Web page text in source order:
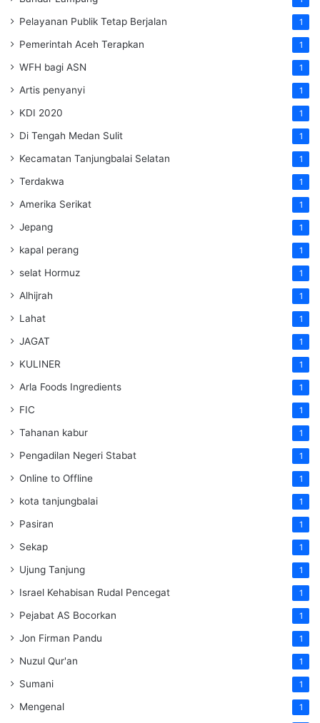
Pelayanan Publik Tetap Berjalan 1
Pemerintah Aceh Terapkan 1
WFH bagi ASN 1
Artis penyanyi 1
KDI 2020 1
Di Tengah Medan Sulit 1
Kecamatan Tanjungbalai Selatan 1
Terdakwa 1
Amerika Serikat 1
Jepang 1
kapal perang 1
selat Hormuz 1
Alhijrah 1
Lahat 1
JAGAT 1
KULINER 1
Arla Foods Ingredients 1
FIC 1
Tahanan kabur 1
Pengadilan Negeri Stabat 1
Online to Offline 1
kota tanjungbalai 1
Pasiran 1
Sekap 1
Ujung Tanjung 1
Israel Kehabisan Rudal Pencegat 1
Pejabat AS Bocorkan 1
Jon Firman Pandu 1
Nuzul Qur'an 1
Sumani 1
Mengenal 1